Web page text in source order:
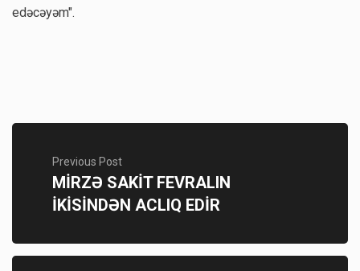
edəcəyəm".
Previous Post
MİRZƏ SAKİT FEVRALIN
İKİSİNDƏN ACLIQ EDİR